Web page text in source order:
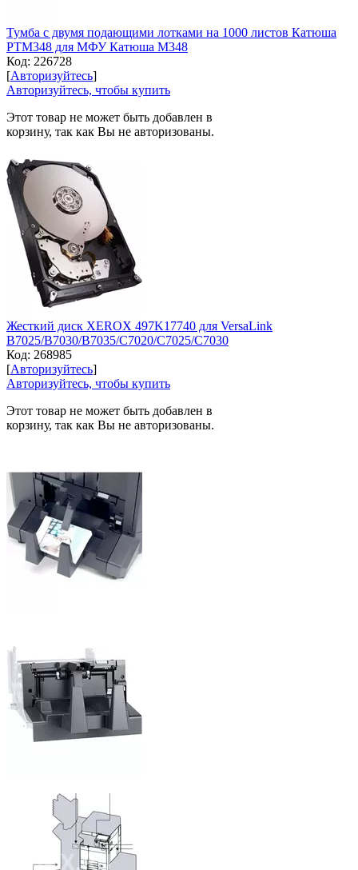
Тумба с двумя подающими лотками на 1000 листов Катюша
РТМ348 для МФУ Катюша M348
Код: 226728
[Авторизуйтесь]
Авторизуйтесь, чтобы купить
Этот товар не может быть добавлен в
корзину, так как Вы не авторизованы.
Жесткий диск XEROX 497K17740 для VersaLink
B7025/B7030/B7035/C7020/C7025/C7030
Код: 268985
[Авторизуйтесь]
Авторизуйтесь, чтобы купить
Этот товар не может быть добавлен в
корзину, так как Вы не авторизованы.